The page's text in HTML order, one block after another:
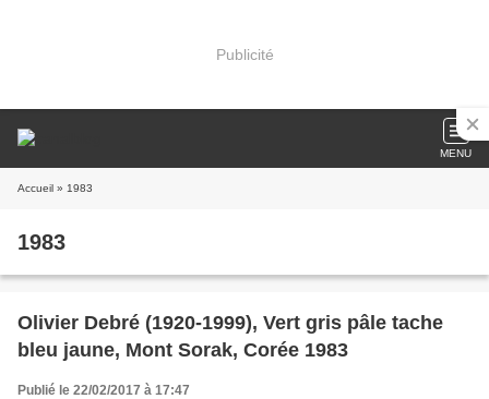
Publicité
MENU
Accueil » 1983
1983
Olivier Debré (1920-1999), Vert gris pâle tache
bleu jaune, Mont Sorak, Corée 1983
Publié le 22/02/2017 à 17:47